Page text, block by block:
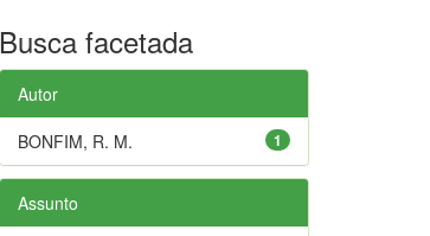
Busca facetada
Autor
1
BONFIM, R. M.
Assunto